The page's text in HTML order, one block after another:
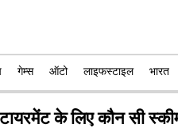
गेम्स ऑटो लाइफस्टाइल भारत
के लिए कौन सी